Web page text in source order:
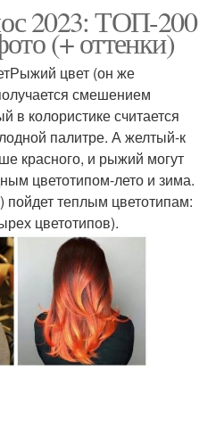
2023: ТОП-200
(+ оттенки)
цвет (он же
смешением
в колористике считается
палитре. А желтый-к
красного, и рыжий могут
цветотипом-лето и зима.
пойдет теплым цветотипам:
цветотипов).